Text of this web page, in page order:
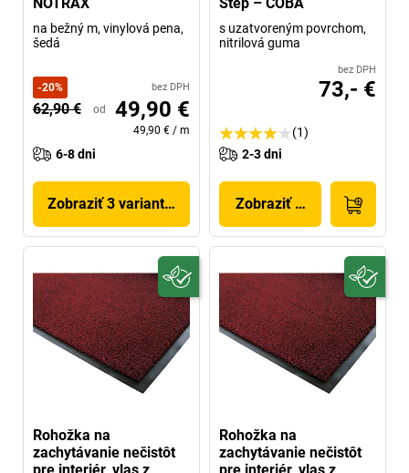
na bežný m, vinylová pena,
šedá
-20% bez DPH
62,90 € od 49,90 €
49,90 € / m
6-8 dni
Zobraziť 3 variantov
s uzatvoreným povrchom,
nitrilová guma
bez DPH
73,- €
(1)
2-3 dni
Zobraziť produkt
Rohožka na
zachytávanie nečistôt
Rohožka na
zachytávanie nečistôt